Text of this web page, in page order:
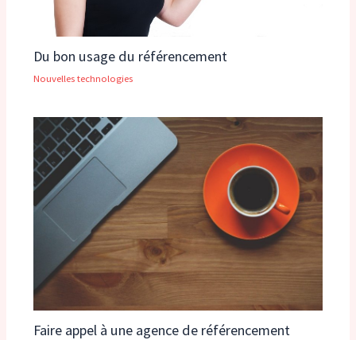
Du bon usage du référencement
Nouvelles technologies
Faire appel à une agence de référencement